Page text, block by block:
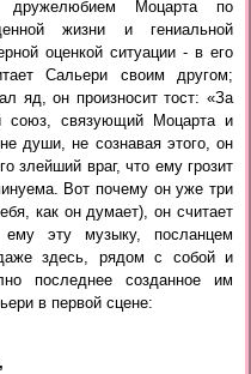
дружелюбием Моцарта по
жизни и гениальной
оценкой ситуации - в его
Сальери своим другом;
яд, он произносит тост: «За
союз, связующий Моцарта и
души, не сознавая этого, он
злейший враг, что ему грозит
Вот почему он уже три
как он думает), он считает
ему эту музыку, посланцем
здесь, рядом с собой и
последнее созданное им
в первой сцене: